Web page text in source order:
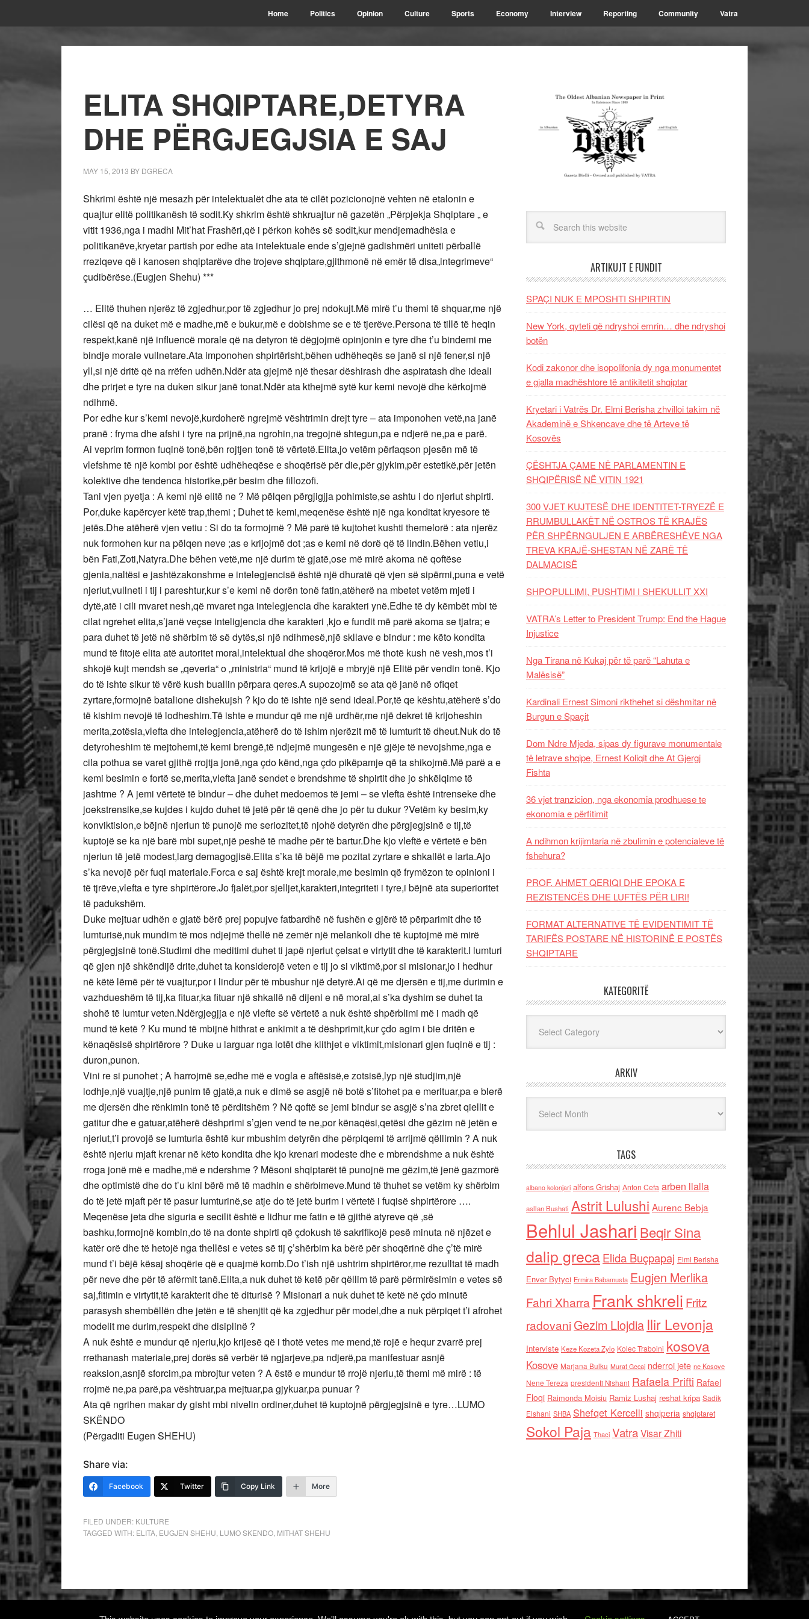
Home Politics Opinion Culture Sports Economy Interview Reporting Community Vatra
ELITA SHQIPTARE,DETYRA
DHE PËRGJEGJSIA E SAJ
MAY 15, 2013 BY DGRECA
Shkrimi është një mesazh për intelektualët dhe ata të cilët pozicionojnë vehten në etalonin e
quajtur elitë politikanësh të sodit.Ky shkrim është shkruajtur në gazetën „Përpjekja Shqiptare „ e
vitit 1936,nga i madhi Mit’hat Frashëri,që i përkon kohës së sodit,kur mendjemadhësia e
politikanëve,kryetar partish por edhe ata intelektuale ende s’gjejnë gadishmëri uniteti përballë
rreziqeve që i kanosen shqiptarëve dhe trojeve shqiptare,gjithmonë në emër të disa„integrimeve“
çudibërëse.(Eugjen Shehu) ***
… Elitë thuhen njerëz të zgjedhur,por të zgjedhur jo prej ndokujt.Më mirë t’u themi të shquar,me një
cilësi që na duket më e madhe,më e bukur,më e dobishme se e të tjerëve.Persona të tillë të heqin
respekt,kanë një influencë morale që na detyron të dëgjojmë opinjonin e tyre dhe t’u bindemi me
bindje morale vullnetare.Ata imponohen shpirtërisht,bëhen udhëheqës se janë si një fener,si një
yll,si një dritë që na rrëfen udhën.Ndër ata gjejmë një thesar dëshirash dhe aspiratash dhe ideali
dhe prirjet e tyre na duken sikur janë tonat.Ndër ata kthejmë sytë kur kemi nevojë dhe kërkojmë
ndihmë.
Por edhe kur s’kemi nevojë,kurdoherë ngrejmë vështrimin drejt tyre – ata imponohen vetë,na janë
pranë : fryma dhe afshi i tyre na prijnë,na ngrohin,na tregojnë shtegun,pa e ndjerë ne,pa e parë.
Ai veprim formon fuqinë tonë,bën rojtjen tonë të vërtetë.Elita,jo vetëm përfaqson pjesën më të
vlefshme të një kombi por është udhëheqëse e shoqërisë për die,për gjykim,për estetikë,për jetën
kolektive dhe tendenca historike,për besim dhe fillozofi.
Tani vjen pyetja : A kemi një elitë ne ? Më pëlqen përgjigjja pohimiste,se ashtu i do njeriut shpirti.
Por,duke kapërcyer këtë trap,themi ; Duhet të kemi,meqenëse është një nga konditat kryesore të
jetës.Dhe atëherë vjen vetiu : Si do ta formojmë ? Më parë të kujtohet kushti themelorë : ata njerëz
nuk formohen kur na pëlqen neve ;as e krijojmë dot ;as e kemi në dorë që të lindin.Bëhen vetiu,i
bën Fati,Zoti,Natyra.Dhe bëhen vetë,me një durim të gjatë,ose më mirë akoma në qoftëse
gjenia,naltësi e jashtëzakonshme e intelegjencisë është një dhuratë që vjen së sipërmi,puna e vetë
njeriut,vullneti i tij i pareshtur,kur s’e kemi në dorën tonë fatin,atëherë na mbetet vetëm mjeti i
dytë,atë i cili mvaret nesh,që mvaret nga intelegjencia dhe karakteri ynë.Edhe të dy këmbët mbi të
cilat ngrehet elita,s’janë veçse inteligjencia dhe karakteri ,kjo e fundit më parë akoma se tjatra; e
para duhet të jetë në shërbim të së dytës,si një ndihmesë,një skllave e bindur : me këto kondita
mund të fitojë elita atë autoritet moral,intelektual dhe shoqëror.Mos më thotë kush në vesh,mos t’i
shkojë kujt mendsh se „qeveria“ o „ministria“ mund të krijojë e mbryjë një Elitë për vendin tonë. Kjo
do të ishte sikur të vërë kush buallin përpara qeres.A supozojmë se ata që janë në ofiqet
zyrtare,formojnë batalione dishekujsh ? kjo do të ishte një send ideal.Por,të qe kështu,atëherë s’do
të kishim nevojë të lodheshim.Të ishte e mundur që me një urdhër,me një dekret të krijoheshin
merita,zotësia,vlefta dhe intelegjencia,atëherë do të ishim njerëzit më të lumturit të dheut.Nuk do të
detyroheshim të mejtohemi,të kemi brengë,të ndjejmë mungesën e një gjëje të nevojshme,nga e
cila pothua se varet gjithë rrojtja jonë,nga çdo kënd,nga çdo pikëpamje që ta shikojmë.Më parë a e
kemi besimin e fortë se,merita,vlefta janë sendet e brendshme të shpirtit dhe jo shkëlqime të
jashtme ? A jemi vërtetë të bindur – dhe duhet medoemos të jemi – se vlefta është intrenseke dhe
joekstrensike,se kujdes i kujdo duhet të jetë për të qenë dhe jo për tu dukur ?Vetëm ky besim,ky
konviktision,e bëjnë njeriun të punojë me seriozitet,të njohë detyrën dhe përgjegjsinë e tij,të
kuptojë se ka një barë mbi supet,një peshë të madhe për të bartur.Dhe kjo vleftë e vërtetë e bën
njeriun të jetë modest,larg demagogjisë.Elita s’ka të bëjë me pozitat zyrtare e shkallët e larta.Ajo
s’ka nevojë për fuqi materiale.Forca e saj është krejt morale,me besimin që frymëzon te opinioni i
të tjrëve,vlefta e tyre shpirtërore.Jo fjalët,por sjelljet,karakteri,integriteti i tyre,i bëjnë ata superioritet
të padukshëm.
Duke mejtuar udhën e gjatë bërë prej popujve fatbardhë në fushën e gjërë të përparimit dhe të
lumturisë,nuk mundim të mos ndjejmë thellë në zemër një melankoli dhe të kuptojmë më mirë
përgjegjsinë tonë.Studimi dhe meditimi duhet ti japë njeriut çelsat e virtytit dhe të karakterit.I lumturi
që gjen një shkëndijë drite,duhet ta konsiderojë veten e tij jo si viktimë,por si misionar,jo i hedhur
në këtë lëmë për të vuajtur,por i lindur për të mbushur një detyrë.Ai që me djersën e tij,me durimin e
vazhdueshëm të tij,ka fituar,ka fituar një shkallë në dijeni e në moral,ai s’ka dyshim se duhet ta
shohë të lumtur veten.Ndërgjegjja e një vlefte së vërtetë a nuk është shpërblimi më i madh që
mund të ketë ? Ku mund të mbijnë hithrat e ankimit a të dëshprimit,kur çdo agim i bie dritën e
kënaqësisë shpirtërore ? Duke u larguar nga lotët dhe klithjet e viktimit,misionari gjen fuqinë e tij :
duron,punon.
Vini re si punohet ; A harrojmë se,edhe më e vogla e aftësisë,e zotsisë,lyp një studjim,një
lodhje,një vuajtje,një punim të gjatë,a nuk e dimë se asgjë në botë s’fitohet pa e merituar,pa e blerë
me djersën dhe rënkimin tonë të përditshëm ? Në qoftë se jemi bindur se asgjë s’na zbret qiellit e
gatitur dhe e gatuar,atëherë dëshprimi s’gjen vend te ne,por kënaqësi,qetësi dhe gëzim në jetën e
njeriut,t’i provojë se lumturia është kur mbushim detyrën dhe përpiqemi të arrijmë qëllimin ? A nuk
është njeriu mjaft krenar në këto kondita dhe kjo krenari modeste dhe e mbrendshme a nuk është
rroga jonë më e madhe,më e ndershme ? Mësoni shqiptarët të punojnë me gëzim,të jenë gazmorë
dhe optimistë dhe do t’u kini bërë më të madhin e shërbimeve.Mund të thuhet se vetëm ky shërbim
do të jetë mjaft për të pasur lumturinë,se atje do të jetë burim i vërtetë i fuqisë shpirtërore ….
Meqenëse jeta dhe siguria e secilit është e lidhur me fatin e të gjithë atyreve që ,së
bashku,formojnë kombin,do të na donte shpirti që çdokush të sakrifikojë pesë minuta në njëzet e
katër orë dhe të hetojë nga thellësi e vetes së tij ç’shërbim ka bërë për shoqërinë dhe ç’të mirë
mund t’i bëjë kësaj shoqërie që e quajmë komb.Do t’ish një ushtrim shpirtëror,me rezulltat të madh
për neve dhe për të afërmit tanë.Elita,a nuk duhet të ketë për qëllim të parë përmirësimin e vetes së
saj,fitimin e virtytit,të karakterit dhe të diturisë ? Misionari a nuk duhet të ketë në çdo minutë
parasysh shembëllën dhe jetën e të shenjtit që ka zgjedhur për model,dhe a nuk përpiqet t’i afrohet
modelit me durim,respekt dhe disiplinë ?
A nuk është e mundur që njeriu,kjo krijesë që i thotë vetes me mend,të rojë e hequr zvarrë prej
rrethanash materiale,prej dorës së verbër të ngjarjeve,pa ndjerë,pa manifestuar asnjë
reaksion,asnjë sforcim,pa mbrojtur veten ? A ëstë e mundur të rrojë njeriu,të themi më mirë : të
rrojmë ne,pa parë,pa vështruar,pa mejtuar,pa gjykuar,pa punuar ?
Ata që ngrihen makar dy gisht mbi nivelin ordiner,duhet të kuptojnë përgjegjsinë e tyre…LUMO
SKËNDO
(Përgaditi Eugen SHEHU)
Share via:
Facebook Twitter Copy Link More
FILED UNDER: KULTURE
TAGGED WITH: ELITA EUGJEN SHEHU LUMO SKENDO MITHAT SHEHU
ARTIKUJT E FUNDIT
SPAÇI NUK E MPOSHTI SHPIRTIN
New York, qyteti që ndryshoi emrin… dhe ndryshoi
botën
Kodi zakonor dhe isopolifonia dy nga monumentet
e gjalla madhështore të antikitetit shqiptar
Kryetari i Vatrës Dr. Elmi Berisha zhvilloi takim në
Akademinë e Shkencave dhe të Arteve të
Kosovës
ÇËSHTJA ÇAME NË PARLAMENTIN E
SHQIPËRISË NË VITIN 1921
300 VJET KUJTESË DHE IDENTITET-TRYEZË E
RRUMBULLAKËT NË OSTROS TË KRAJËS
PËR SHPËRNGULJEN E ARBËRESHËVE NGA
TREVA KRAJË-SHESTAN NË ZARË TË
DALMACISË
SHPOPULLIMI, PUSHTIMI I SHEKULLIT XXI
VATRA’s Letter to President Trump: End the Hague
Injustice
Nga Tirana në Kukaj për të parë “Lahuta e
Malësisë”
Kardinali Ernest Simoni rikthehet si dëshmitar në
Burgun e Spaçit
Dom Ndre Mjeda, sipas dy figurave monumentale
të letrave shqipe, Ernest Koliqit dhe At Gjergj
Fishta
36 vjet tranzicion, nga ekonomia prodhuese te
ekonomia e përfitimit
A ndihmon krijimtaria në zbulimin e potencialeve të
fshehura?
PROF. AHMET QERIQI DHE EPOKA E
REZISTENCЁS DHE LUFTЁS PЁR LIRI!
FORMAT ALTERNATIVE TË EVIDENTIMIT TË
TARIFËS POSTARE NË HISTORINË E POSTËS
SHQIPTARE
KATEGORITË
ARKIV
TAGS
albano kolonjari alfons Grishaj Anton Cefa arben llalla
asllan Bushati Astrit Lulushi Aurenc Bebja
Behlul Jashari Beqir Sina
dalip grecaElida Buçpapaj Elmi Berisha
Enver Bytyci Ermira Babamusta Eugjen Merlika
Fahri Xharra Frank shkreli Fritz
radovaniGezim Llojdia Ilir Levonja
Interviste Keze Kozeta Zylo Kolec Traboini kosova
Kosove Marjana Bulku Murat Gecaj nderroi jete ne Kosove
Nene Tereza presidenti Nishani Rafaela Prifti Rafael
Floqi Raimonda Moisiu Ramiz Lushaj reshat kripa Sadik
Elshani SHBA Shefqet Kercelli shqiperia shqiptaret
Sokol Paja Thaci VatraVisar Zhiti